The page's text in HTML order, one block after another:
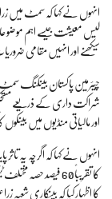
انہوں نے کہا کہ سمٹ میں
لیس معیشت جیسے اہم
سیکھنے اور انہیں مقامی
شراکت داری کے ذریعے
اور مالیاتی منڈیوں میں
انہوں نے کہا کہ اگرچہ یہ
کا تقریباً 60 فیصد
کا اظہار کیا کہ بینکاری